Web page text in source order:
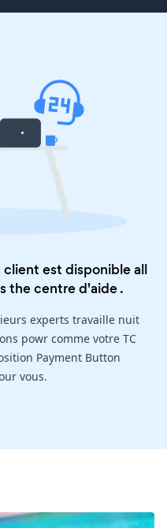
est disponible all
thecentre d'aide.
experts travaille nuit
powr comme votre TC
Payment Button
vous.